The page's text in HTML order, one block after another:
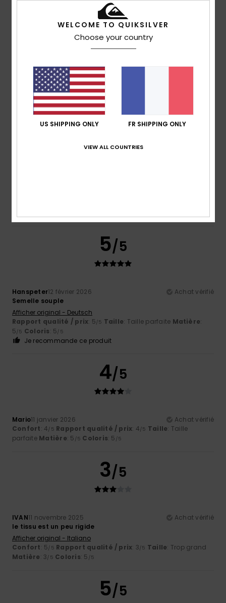
Confort: 5/5 Rapport qualité / prix: 5/5
: Grand
Matière: 4/5 Coloris: 5/5
Je recommande ce produit
5 /5
5/5
Hanspeter12 février 2026
Achat vérifié
Semelle souple
Afficher original - Deutsch
Rapport qualité / prix: 5/5 Taille: Taille parfaite Matière:
5/5 Coloris: 5/5
Je recommande ce produit
4/5
Mario11 janvier 2026
Achat vérifié
Confort: 4/5 Rapport qualité / prix: 4/5 Taille: Taille
parfaite Matière: 5 /5 Coloris: 5 /5
3/5
IVAN11 novembre 2025
Achat vérifié
le tissu est un peu rigide
Afficher original - Italiano
Confort: 5/5 Rapport qualité / prix: 3/5 Taille: Trop grand
Matière: 3/5 Coloris: 5 /5
5/5
WELCOME TO QUIKSILVER
Choose your country
US SHIPPING ONLY FR SHIPPING ONLY
VIEW ALL COUNTRIES